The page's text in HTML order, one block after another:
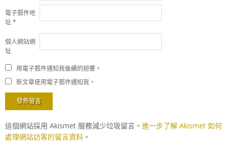
電子郵件地
址*
個人網站網
址
用電子郵件通知我後續的迴響。
新文章使用電子郵件通知我。
這個網站採用 Akismet 服務減少垃圾留言。 進一步了解 Akismet 如何
處理網站訪客的留言資料 。